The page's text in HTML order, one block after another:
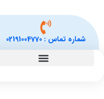
شماره تماس :02191004770